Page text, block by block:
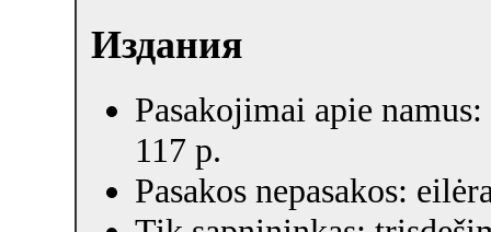
Издания
Pasakojimai apie
117 p.
Pasakos nepasakos: